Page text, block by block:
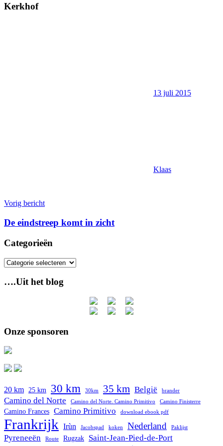
Kerkhof
13 juli 2015
Klaas
Bericht
navigatie
Vorig bericht
De eindstreep komt in zicht
Categorieën
Categorieën
….Uit het blog
Onze sponsoren
20 km 25 km 30 km 30km 35 km België brander
Camino del Norte Camino del Norte. Camino Primitivo Camino Finisterre
Camino Frances Camino Primitivo download ebook pdf
Frankrijk Irùn Jacobspad koken Nederland Paklijst
Pyreneeën Route Rugzak Saint-Jean-Pied-de-Port